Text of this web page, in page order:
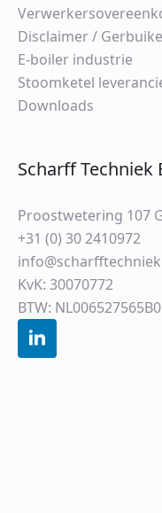
Disclaimer /
E-boiler industrie
Stoomketel
Downloads
Scharff Techniek
Proostwetering 107
+31 (0) 30 2410972
KvK: 30070772
BTW: